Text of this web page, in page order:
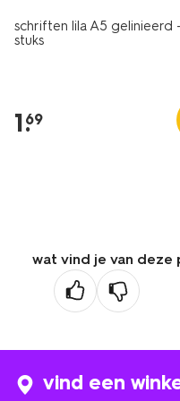
schriften lila A5 gelinieerd
stuks
1.
69
wat vind je van deze
vind een